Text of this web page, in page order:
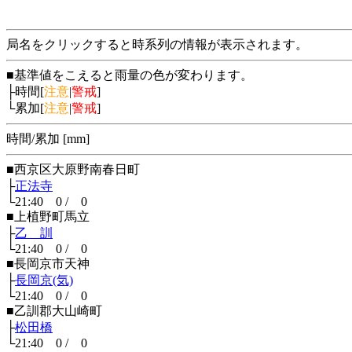
局名をクリックすると時系列の情報が表示されます。
■基準値をこえると雨量の色が変わります。
├時間[注意|警戒]
└累加[注意|警戒]
時間/累加 [mm]
■西京区大原野南春日町
├正法寺
└21:40 0 / 0
■上植野町馬立
├乙 訓
└21:40 0 / 0
■長岡京市天神
├長岡京(気)
└21:40 0 / 0
■乙訓郡大山崎町
├松田橋
└21:40 0 / 0